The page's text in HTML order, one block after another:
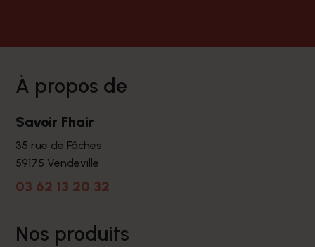
à propos de
Savoir Fhair
35 rue de Fâches
59175 Vendeville
03 62 13 20 32
nos produits